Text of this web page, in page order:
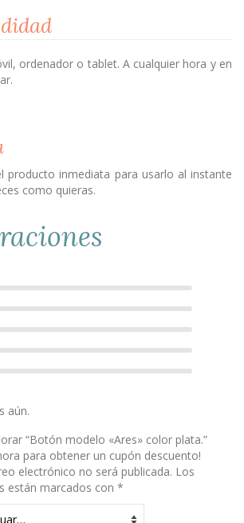
ordenador o tablet. A cualquier hora y en
producto inmediata para usarlo al instante
como quieras.
aún.
“Botón modelo «Ares» color plata.”
para obtener un cupón descuento!
electrónico no será publicada. Los
están marcados con *